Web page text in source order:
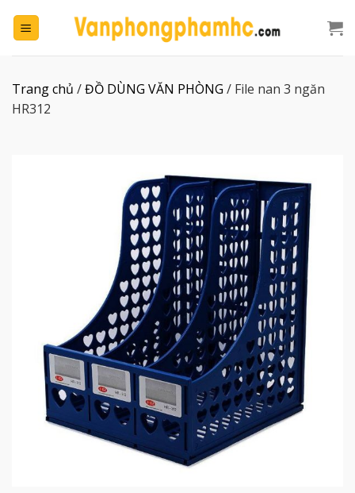
đến
Trang chủ /ĐỒ DÙNG VĂN PHÒNG / File nan 3 ngăn
HR312